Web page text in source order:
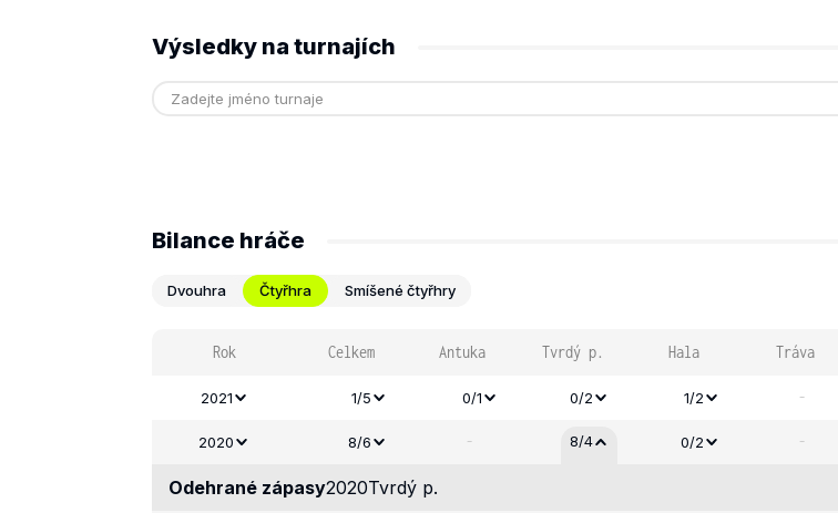
Výsledky na turnajích
Bilance hráče
Dvouhra Čtyřhra Smíšené čtyřhry
Rok Celkem Antuka Tvrdý p. Hala Tráva
2021 1/5 0/1 0/2 1/2 -
2020 8/6 - 8/4 0/2 -
Odehrané zápasy2020Tvrdý p.